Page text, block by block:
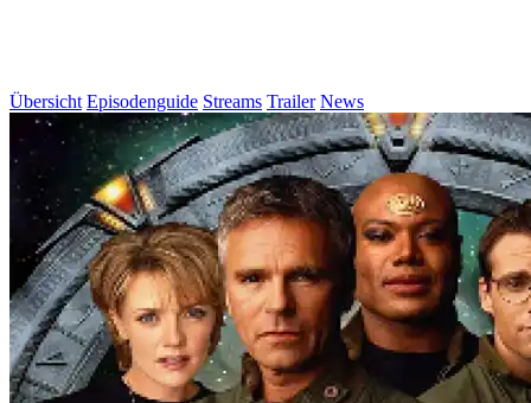
Übersicht Episodenguide Streams Trailer News